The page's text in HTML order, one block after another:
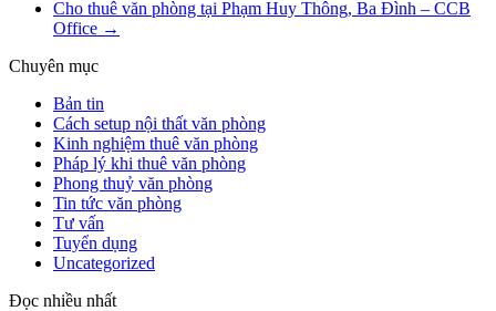
Cho thuê văn phòng tại Phạm Huy Thông, Ba Đình – CCB
Office →
Chuyên mục
Bản tin
Cách setup nội thất văn phòng
Kinh nghiệm thuê văn phòng
Pháp lý khi thuê văn phòng
Phong thuỷ văn phòng
Tin tức văn phòng
Tư vấn
Tuyển dụng
Uncategorized
Đọc nhiều nhất